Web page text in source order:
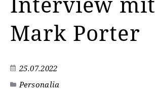
Mark Porter
25.07.2022
Personalia